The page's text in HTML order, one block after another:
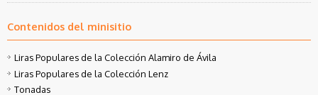
Contenidos del minisitio
Liras Populares de la Colección Alamiro de Ávila
Liras Populares de la Colección Lenz
Tonadas